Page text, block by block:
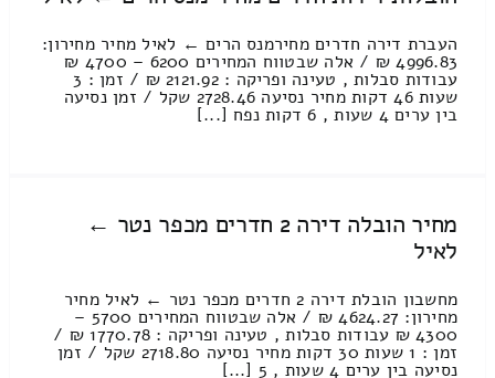
העברת דירה חדרים מחירמנס הרים ← לאיל מחיר מחירון:
4996.83 ₪ / אלה שבטווח המחירים 6200 – 4700 ₪
עבודות סבלות , טעינה ופריקה : 2121.92 ₪ / זמן : 3
שעות 46 דקות מחיר נסיעה 2728.46 שקל / זמן נסיעה
בין ערים 4 שעות , 6 דקות נפח [...]
מחיר הובלה דירה 2 חדרים מכפר נטר ←
לאיל
מחשבון הובלת דירה 2 חדרים מכפר נטר ← לאיל מחיר
מחירון: 4624.27 ₪ / אלה שבטווח המחירים 5700 –
4300 ₪ עבודות סבלות , טעינה ופריקה : 1770.78 ₪ /
זמן : 1 שעות 30 דקות מחיר נסיעה 2718.80 שקל / זמן
נסיעה בין ערים 4 שעות , 5 [...]